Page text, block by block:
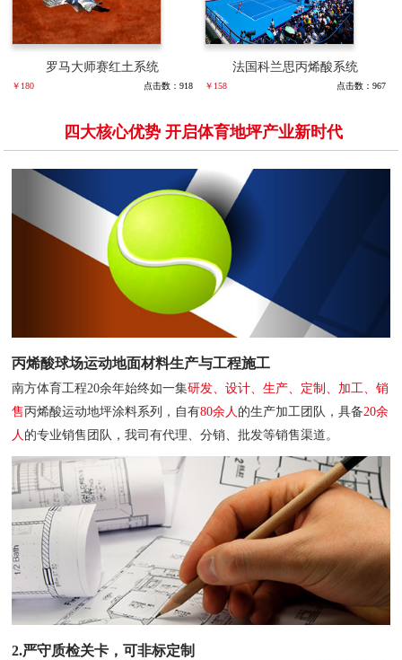
罗马大师赛红土系统
￥180 点击数：918
法国科兰思丙烯酸系统
￥158 点击数：967
四大核心优势 开启体育地坪产业新时代
丙烯酸球场运动地面材料生产与工程施工
南方体育工程20余年始终如一集研发、设计、生产、定制、加工、销
售丙烯酸运动地坪涂料系列，自有80余人 的生产加工团队，具备20余
人 的专业销售团队，我司有代理、分销、批发等销售渠道。
2.严守质检关卡，可非标定制